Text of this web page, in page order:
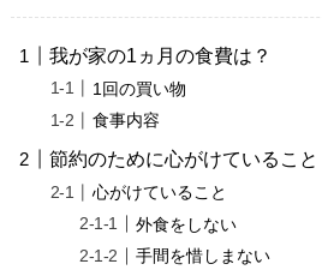
我が家の1ヵ月の食費は？
1回の買い物
食事内容
節約のために心がけていること
心がけていること
外食をしない
手間を惜しまない